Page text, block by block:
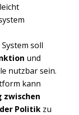
System soll
und
nutzbar sein.
kann
zwischen
Politikzu